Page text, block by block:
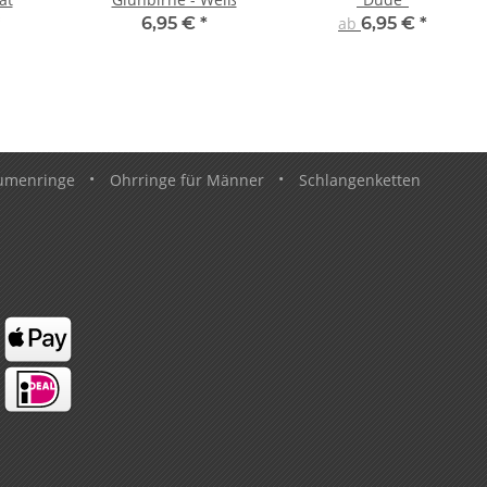
6,95 € *
ab 6,95 € *
• Ohrringe für Männer • Schlangenketten